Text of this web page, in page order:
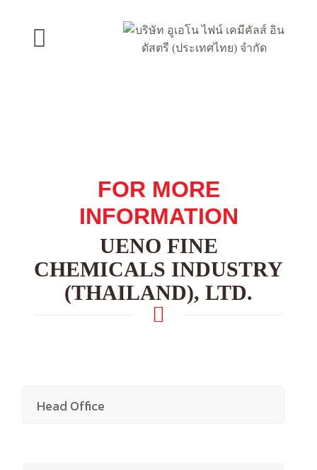
FOR MORE
INFORMATION
UENO FINE
CHEMICALS INDUSTRY
(THAILAND), LTD.
Head Office